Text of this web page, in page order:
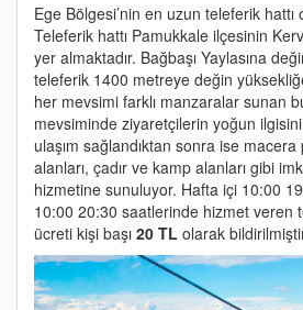
Ege Bölgesi’nin en uzun teleferik
Teleferik hattı Pamukkale ilçesinin
yer almaktadır. Bağbaşı Yaylasına
teleferik 1400 metreye değin
her mevsimi farklı manzaralar sunan
mevsiminde ziyaretçilerin yoğun
ulaşım sağlandıktan sonra ise macera
alanları, çadır ve kamp alanları gibi
hizmetine sunuluyor. Hafta içi 10:00
10:00 20:30 saatlerinde hizmet veren
ücreti kişi başı 20 TL olarak